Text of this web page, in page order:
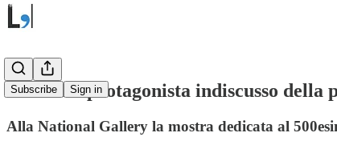
Subscribe Sign in
Raffaello protagonista indiscusso
Alla National Gallery la mostra dedicata al